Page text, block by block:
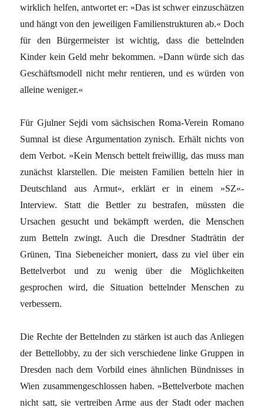
wirklich helfen, antwortet er: »Das ist schwer einzuschätzen
und hängt von den jeweiligen Familienstrukturen ab.« Doch
für den Bürgermeister ist wichtig, dass die bettelnden
Kinder kein Geld mehr bekommen. »Dann würde sich das
Geschäftsmodell nicht mehr rentieren, und es würden von
alleine weniger.«
Für Gjulner Sejdi vom sächsischen Roma-Verein Romano
Sumnal ist diese Argumentation zynisch. Erhält nichts von
dem Verbot. »Kein Mensch bettelt freiwillig, das muss man
zunächst klarstellen. Die meisten Familien betteln hier in
Deutschland aus Armut«, erklärt er in einem »SZ«-
Interview. Statt die Bettler zu bestrafen, müssten die
Ursachen gesucht und bekämpft werden, die Menschen
zum Betteln zwingt. Auch die Dresdner Stadträtin der
Grünen, Tina Siebeneicher moniert, dass zu viel über ein
Bettelverbot und zu wenig über die Möglichkeiten
gesprochen wird, die Situation bettelnder Menschen zu
verbessern.
Die Rechte der Bettelnden zu stärken ist auch das Anliegen
der Bettellobby, zu der sich verschiedene linke Gruppen in
Dresden nach dem Vorbild eines ähnlichen Bündnisses in
Wien zusammengeschlossen haben. »Bettelverbote machen
nicht satt, sie vertreiben Arme aus der Stadt oder machen